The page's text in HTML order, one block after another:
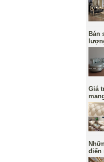
Bán
Giá
điển